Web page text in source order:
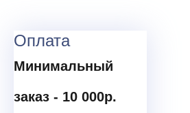
Оплата
Минимальный
заказ - 10 000р.